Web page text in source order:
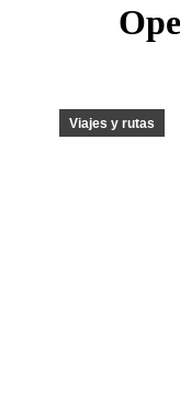
windowwindow
Viajes y rutas